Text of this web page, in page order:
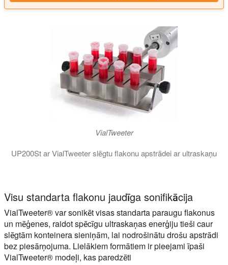
VialTweeter
UP200St ar VialTweeter slēgtu flakonu apstrādei ar ultraskaņu
Visu standarta flakonu jaudīga sonifikācija
VialTweeter® var sonikēt visas standarta paraugu flakonus
un mēģenes, raidot spēcīgu ultraskaņas enerģiju tieši caur
slēgtām konteinera sieniņām, lai nodrošinātu drošu apstrādi
bez piesārņojuma. Lielākiem formātiem ir pieejami īpaši
VialTweeter® modeļi, kas paredzēti